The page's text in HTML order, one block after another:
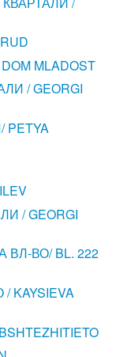
MLADOST
/ GEORGI
/ GEORGI
ВО/ BL. 222